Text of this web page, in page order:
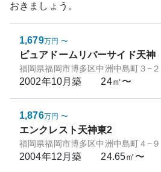
おきましょう。
1,679万円 〜
ピュアドームリバーサイド天神
福岡県福岡市博多区中洲中島町３−２
2002年10月築 24㎡〜
1,876万円 〜
エンクレスト天神東2
福岡県福岡市博多区中洲中島町４−９
2004年12月築 24.65㎡〜